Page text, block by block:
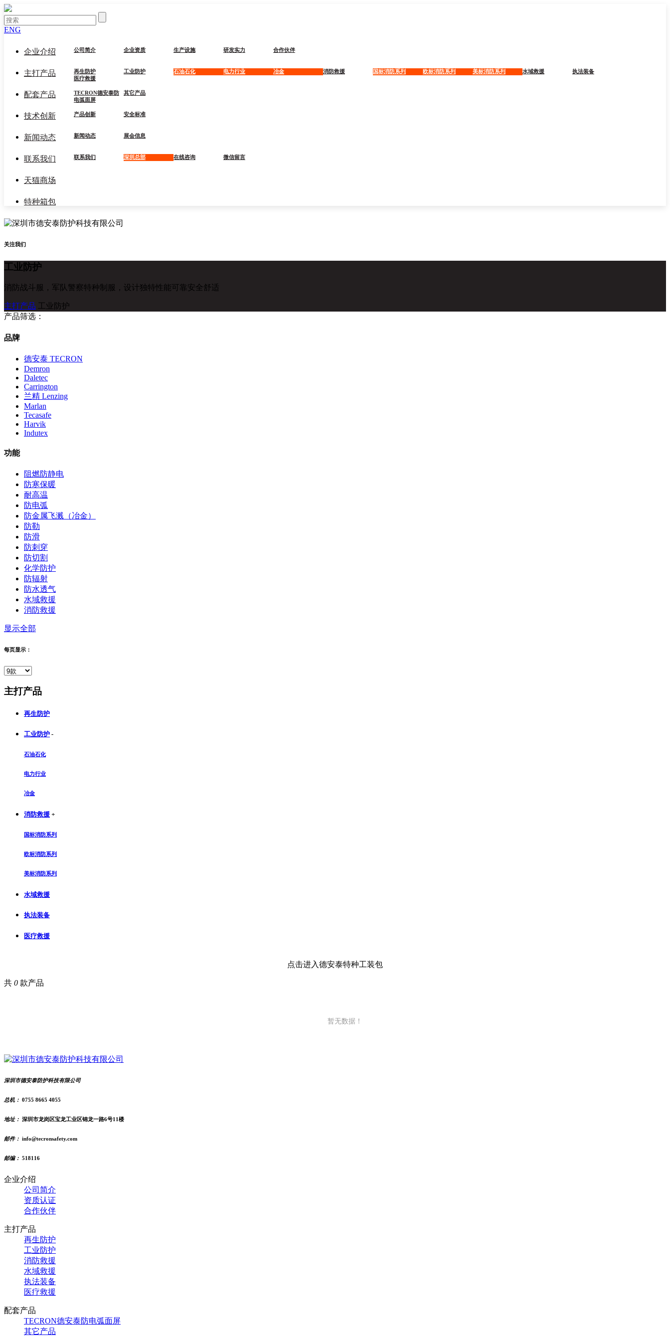
ENG
企业介绍 公司简介 企业资质 生产设施 研发实力 合作伙伴
主打产品 再生防护 工业防护 石油石化 电力行业 冶金 消防救援 国标消防系列 欧标消防系列 美标消防系列 水域救援
执法装备
医疗救援
配套产品
TECRON德安泰防
电弧面屏
其它产品
技术创新 产品创新 安全标准
新闻动态 新闻动态 展会信息
联系我们 联系我们 深圳总部 在线咨询 微信留言
天猫商场
特种箱包
关注我们
工业防护
消防战斗服，军队警察特种制服，设计独特性能可靠安全舒适
主打产品 工业防护
产品筛选：
品牌
德安泰 TECRON
Demron
Daletec
Carrington
兰精 Lenzing
Marlan
Tecasafe
Harvik
Indutex
功能
阻燃防静电
防寒保暖
耐高温
防电弧
防金属飞溅（冶金）
防勒
防滑
防刺穿
防切割
化学防护
防辐射
防水透气
水域救援
消防救援
显示全部
每页显示：
主打产品
再生防护
工业防护 -
石油石化
电力行业
冶金
消防救援 +
国标消防系列
欧标消防系列
美标消防系列
水域救援
执法装备
医疗救援
点击进入德安泰特种工装包
共 0 款产品
暂无数据！
深圳市德安泰防护科技有限公司
总机： 0755 8665 4055
地址： 深圳市龙岗区宝龙工业区锦龙一路6号11楼
邮件： info@tecronsafety.com
邮编： 518116
企业介绍
公司简介
资质认证
合作伙伴
主打产品
再生防护
工业防护
消防救援
水域救援
执法装备
医疗救援
配套产品
TECRON德安泰防电弧面屏
其它产品